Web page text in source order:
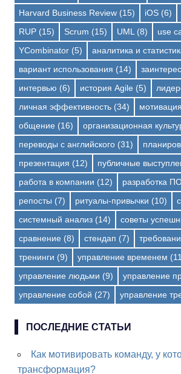
Harvard Business Review (15) iOS (6)
RUP (15) Scrum (15) UML (8) use
YCombinator (5) аналитика и
вариант использования (14)
интервью (6) история Agile (5)
личная эффективность (34) мотивация
общение (16) организационная
переводы с английского (31)
презентация (12) публичные
работа в компании (12) разработка
репосты (7) ритуалы-привычки (10)
системный анализ (14) советы
сравнение (8) стендап (7)
тренинги (9) управление временем
управление людьми (9) управление
управление собой (27) управление
ПОСЛЕДНИЕ СТАТЬИ
Как мотивировать команду, у
трансформация?